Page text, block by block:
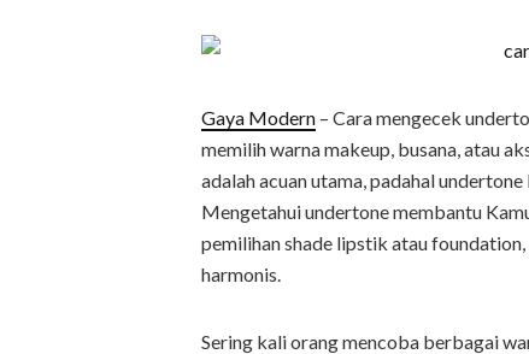
Gaya Modern – Cara mengecek
memilih warna makeup, busana, atau
adalah acuan utama, padahal
Mengetahui undertone membantu
pemilihan shade lipstik atau
harmonis.
Sering kali orang mencoba berbagai